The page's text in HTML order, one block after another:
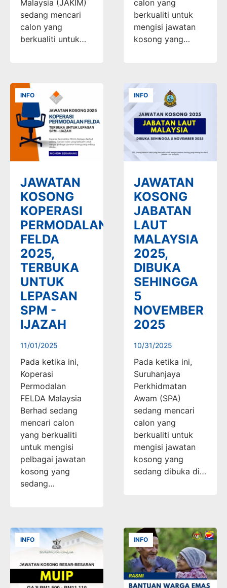
Malaysia (JAKIM)
sedang mencari
calon yang
berkualiti untuk…
calon yang
berkualiti untuk
mengisi jawatan
kosong yang…
INFO
JAWATAN
KOSONG
KOPERASI
PERMODALAN
FELDA
2025,
TERBUKA
UNTUK
LEPASAN
SPM -
IJAZAH
11/01/2025
Pada ketika ini,
Koperasi
Permodalan
FELDA Malaysia
Berhad sedang
mencari calon
yang berkualiti
untuk mengisi
pelbagai jawatan
kosong yang
sedang…
INFO
JAWATAN
KOSONG
JABATAN
LAUT
MALAYSIA
2025,
DIBUKA
SEHINGGA
5
NOVEMBER
2025
10/31/2025
Pada ketika ini,
Suruhanjaya
Perkhidmatan
Awam (SPA)
sedang mencari
calon yang
berkualiti untuk
mengisi jawatan
kosong yang
sedang dibuka di…
INFO INFO